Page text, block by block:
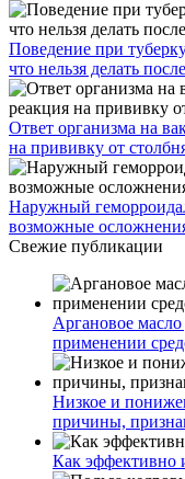
Поведение при
что нельзя делать
Ответ организма на
на прививку от
Наружный
возможные
Свежие публикации
Аргановое
применении
Низкое и
причины,
Как эффективно